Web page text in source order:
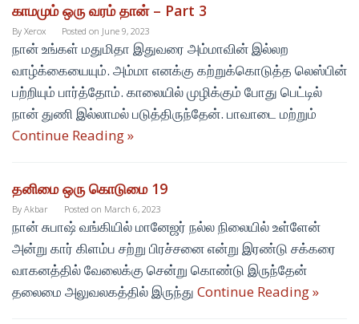
காமமும் ஒரு வரம் தான் – Part 3
By Xerox Posted on June 9, 2023
நான் உங்கள் மதுமிதா இதுவரை அம்மாவின் இல்லற
வாழ்க்கையையும். அம்மா எனக்கு கற்றுக்கொடுத்த லெஸ்பின்
பற்றியும் பார்த்தோம். காலையில் முழிக்கும் போது பெட்டில்
நான் துணி இல்லாமல் படுத்திருந்தேன். பாவாடை மற்றும்
Continue Reading »
தனிமை ஒரு கொடுமை 19
By Akbar Posted on March 6, 2023
நான் சுபாஷ் வங்கியில் மானேஜர் நல்ல நிலையில் உள்ளேன்
அன்று கார் கிளம்ப சற்று பிரச்சனை என்று இரண்டு சக்கரை
வாகனத்தில் வேலைக்கு சென்று கொண்டு இருந்தேன்
தலைமை அலுவலகத்தில் இருந்து Continue Reading »